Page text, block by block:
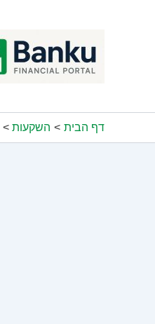
דף הבית השקעות